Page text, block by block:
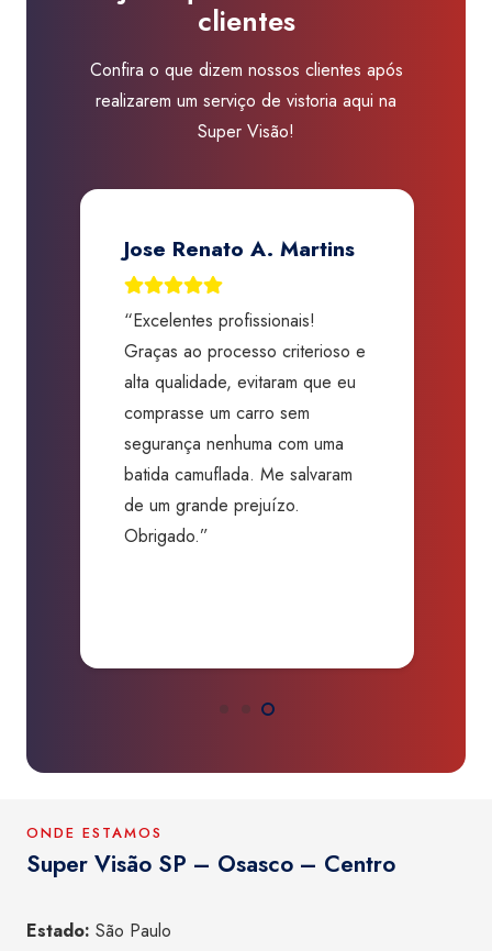
quantidade
clientes
Confira o que dizem nossos clientes após
realizarem um serviço de vistoria aqui na
Super Visão!
Jose Renato A. Martins
“Excelentes profissionais!
Graças ao processo criterioso e
alta qualidade, evitaram que eu
comprasse um carro sem
segurança nenhuma com uma
batida camuflada. Me salvaram
de um grande prejuízo.
Obrigado.”
ONDE ESTAMOS
Super Visão SP – Osasco – Centro
Estado: São Paulo